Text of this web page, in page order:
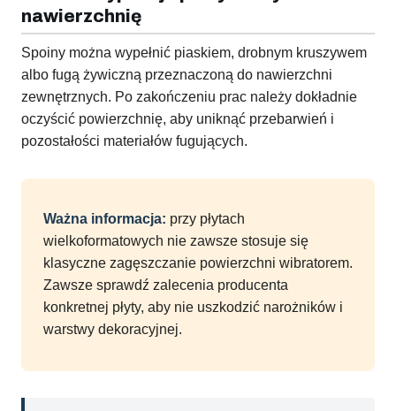
nawierzchnię
Spoiny można wypełnić piaskiem, drobnym kruszywem
albo fugą żywiczną przeznaczoną do nawierzchni
zewnętrznych. Po zakończeniu prac należy dokładnie
oczyścić powierzchnię, aby uniknąć przebarwień i
pozostałości materiałów fugujących.
Ważna informacja: przy płytach
wielkoformatowych nie zawsze stosuje się
klasyczne zagęszczanie powierzchni wibratorem.
Zawsze sprawdź zalecenia producenta
konkretnej płyty, aby nie uszkodzić narożników i
warstwy dekoracyjnej.